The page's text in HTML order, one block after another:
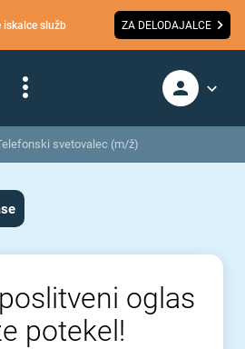
iskalce služb ZA DELODAJALCE
svetovalec (m/ž)
oglas
potekel!